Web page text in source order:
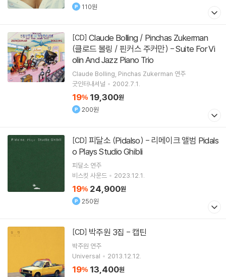
110원
[CD]
(클로드 볼링 / 핀커스 주커만) - Suite For Vi
olin And Jazz Piano Trio
Claude Bolling Pinchas Zukerman 연주
굿인터내셔널
2002.7.1.
19% 19,300원
200원
[CD]
o Plays Studio Ghibli
피달소 연주
비스킷 사운드
2023.12.1.
19% 24,900원
250원
[CD] 박주원 3집 - 캡틴
박주원 연주
Universal
2013.12.12.
19% 13,400원